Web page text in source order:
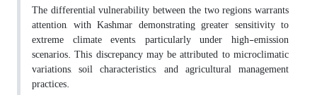
The differential vulnerability between the two regions warrants
attention, with Kashmar demonstrating greater sensitivity to
extreme climate events, particularly under high-emission
scenarios. This discrepancy may be attributed to microclimatic
variations, soil characteristics, and agricultural management
practices.